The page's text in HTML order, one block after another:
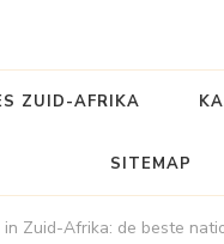
ZUID-AFRIKA
SITEMAP
in Zuid-Afrika: de beste